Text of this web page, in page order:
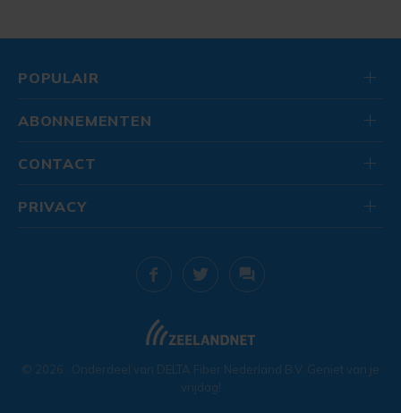
POPULAIR
ABONNEMENTEN
CONTACT
© 2026 . Onderdeel van DELTA Fiber Nederland B.V. Geniet van je
vrijdag!
PRIVACY